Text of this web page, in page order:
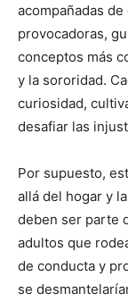
acompañadas
provocadoras,
conceptos más
y la sororidad.
curiosidad,
desafiar las
Por supuesto,
allá del hogar y
deben ser parte
adultos que
de conducta y
se